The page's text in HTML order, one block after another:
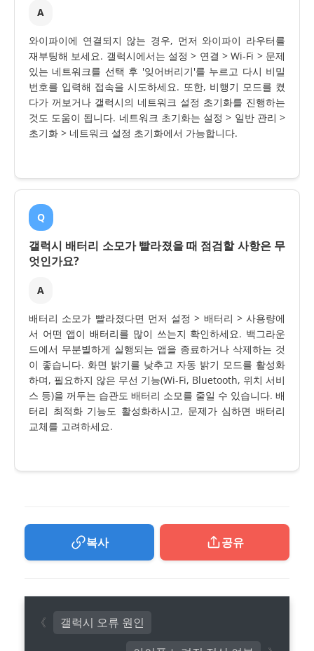
A
와이파이에 연결되지 않는 경우, 먼저 와이파이 라우터를
재부팅해 보세요. 갤럭시에서는 설정 > 연결 > Wi-Fi > 문제
있는 네트워크를 선택 후 '잊어버리기'를 누르고 다시 비밀
번호를 입력해 접속을 시도하세요. 또한, 비행기 모드를 켰
다가 꺼보거나 갤럭시의 네트워크 설정 초기화를 진행하는
것도 도움이 됩니다. 네트워크 초기화는 설정 > 일반 관리 >
초기화 > 네트워크 설정 초기화에서 가능합니다.
Q
갤럭시 배터리 소모가 빨라졌을 때 점검할 사항은 무
엇인가요?
A
배터리 소모가 빨라졌다면 먼저 설정 > 배터리 > 사용량에
서 어떤 앱이 배터리를 많이 쓰는지 확인하세요. 백그라운
드에서 무분별하게 실행되는 앱을 종료하거나 삭제하는 것
이 좋습니다. 화면 밝기를 낮추고 자동 밝기 모드를 활성화
하며, 필요하지 않은 무선 기능(Wi-Fi, Bluetooth, 위치 서비
스 등)을 꺼두는 습관도 배터리 소모를 줄일 수 있습니다. 배
터리 최적화 기능도 활성화하시고, 문제가 심하면 배터리
교체를 고려하세요.
복사 공유
갤럭시 오류 원인